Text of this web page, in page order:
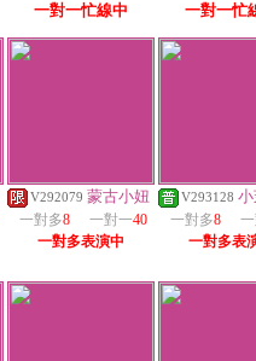
一對一忙線中 一對一忙
V292079 蒙古小妞
一對多8 一對一40
一對多表演中
V293128
一對多8
一對多表